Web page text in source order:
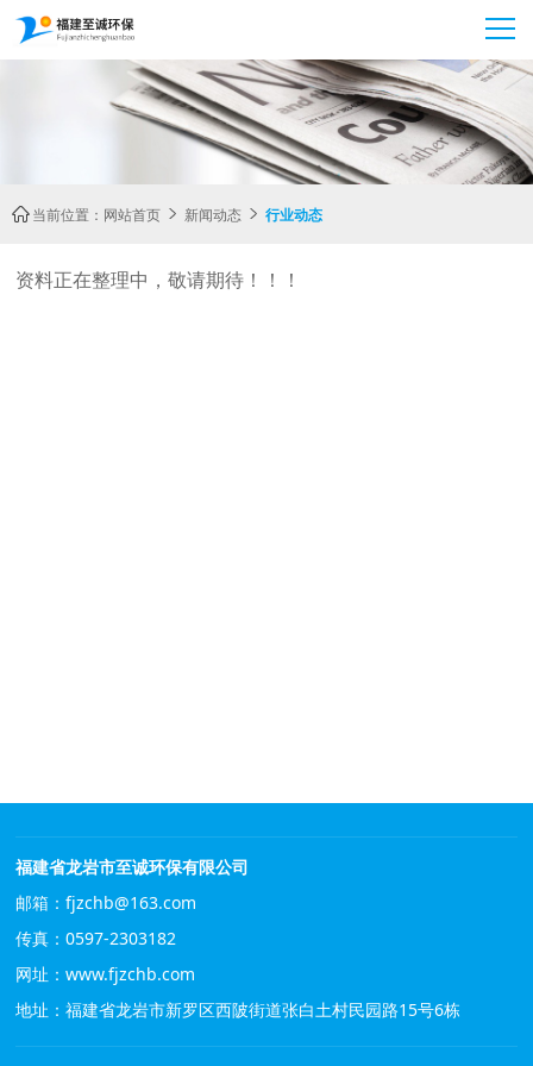
当前位置： 网站首页  新闻动态  行业动态
资料正在整理中，敬请期待！！！
福建省龙岩市至诚环保有限公司
邮箱：fjzchb@163.com
传真：0597-2303182
网址：www.fjzchb.com
地址：福建省龙岩市新罗区西陂街道张白土村民园路15号6栋